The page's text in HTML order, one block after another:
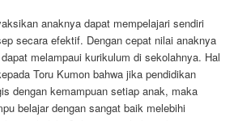
anaknya dapat mempelajari sendiri
secara efektif. Dengan cepat nilai anaknya
melampaui kurikulum di sekolahnya. Hal
Toru Kumon bahwa jika pendidikan
dengan kemampuan setiap anak, maka
belajar dengan sangat baik melebihi